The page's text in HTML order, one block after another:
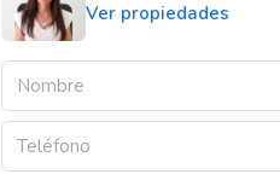
Ver propiedades